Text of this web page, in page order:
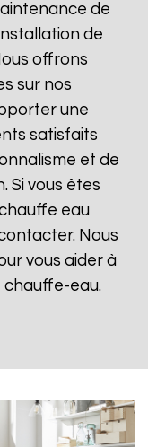
de
de
offrons
sur nos
une
satisfaits
et de
Si vous êtes
eau
Nous
vous aider à
chauffe-eau.